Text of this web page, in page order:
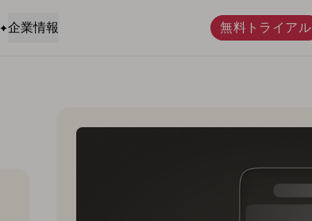
企業情報 無料トライアル